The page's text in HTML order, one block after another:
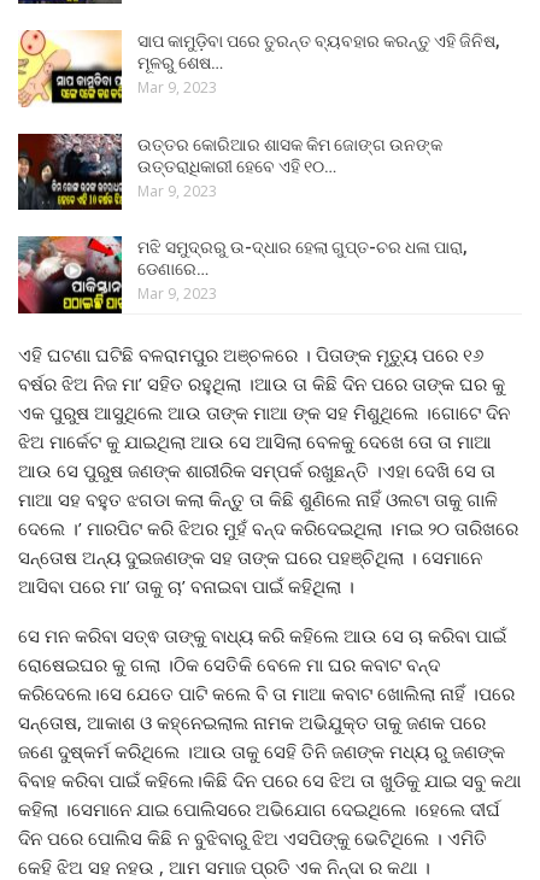
ସାପ କାମୁଡ଼ିବା ପରେ ତୁରନ୍ତ ବ୍ୟବହାର କରନ୍ତୁ ଏହି ଜିନିଷ,
ମୂଳରୁ ଶେଷ…
Mar 9, 2023
ଉତ୍ତର କୋରିଆର ଶାସକ କିମ ଜୋଙ୍ଗ ଉନଙ୍କ
ଉତ୍ତରାଧିକାରୀ ହେବେ ଏହି ୧୦…
Mar 9, 2023
ମଝି ସମୁଦ୍ରରୁ ଉ-ଦ୍ଧାର ହେଲା ଗୁପ୍ତ-ଚର ଧଳା ପାରା,
ଡେଣାରେ…
Mar 9, 2023
ଏହି ଘଟଣା ଘଟିଛି ବଳରାମପୁର ଅଞ୍ଚଳରେ । ପିତାଙ୍କ ମୃତ୍ୟୁ ପରେ ୧୬
ବର୍ଷର ଝିଅ ନିଜ ମା’ ସହିତ ରହୁଥିଲା ।ଆଉ ତା କିଛି ଦିନ ପରେ ତାଙ୍କ ଘର କୁ
ଏକ ପୁରୁଷ ଆସୁଥିଲେ ଆଉ ତାଙ୍କ ମାଆ ଙ୍କ ସହ ମିଶୁଥିଲେ ।ଗୋଟେ ଦିନ
ଝିଅ ମାର୍କେଟ କୁ ଯାଇଥିଲା ଆଉ ସେ ଆସିଲା ବେଳକୁ ଦେଖେ ତୋ ତା ମାଆ
ଆଉ ସେ ପୁରୁଷ ଜଣଙ୍କ ଶାରୀରିକ ସମ୍ପର୍କ ରଖୁଛନ୍ତି ।ଏହା ଦେଖି ସେ ତା
ମାଆ ସହ ବହୁତ ଝଗଡା କଲା କିନ୍ତୁ ତା କିଛି ଶୁଣିଲେ ନାହିଁ ଓଲଟା ତାକୁ ଗାଳି
ଦେଲେ ।’ ମାରପିଟ କରି ଝିଅର ମୁହଁ ବନ୍ଦ କରିଦେଇଥିଲା ।ମଇ ୨୦ ତାରିଖରେ
ସନ୍ତୋଷ ଅନ୍ୟ ଦୁଇଜଣଙ୍କ ସହ ତାଙ୍କ ଘରେ ପହଞ୍ଚିଥିଲା । ସେମାନେ
ଆସିବା ପରେ ମା’ ତାକୁ ଚା’ ବନାଇବା ପାଇଁ କହିଥିଲା ।
ସେ ମନ କରିବା ସତ୍ଵ ତାଙ୍କୁ ବାଧ୍ୟ କରି କହିଲେ ଆଉ ସେ ଚା କରିବା ପାଇଁ
ରୋଷେଇଘର କୁ ଗଲା ।ଠିକ ସେତିକି ବେଳେ ମା ଘର କବାଟ ବନ୍ଦ
କରିଦେଲେ।ସେ ଯେତେ ପାଟି କଲେ ବି ତା ମାଆ କବାଟ ଖୋଲିଲା ନାହିଁ ।ପରେ
ସନ୍ତୋଷ, ଆକାଶ ଓ କହ୍ନେଇଲାଲ ନାମକ ଅଭିଯୁକ୍ତ ତାକୁ ଜଣକ ପରେ
ଜଣେ ଦୁଷ୍କର୍ମ କରିଥିଲେ ।ଆଉ ତାକୁ ସେହି ତିନି ଜଣଙ୍କ ମଧ୍ୟ ରୁ ଜଣଙ୍କ
ବିବାହ କରିବା ପାଇଁ କହିଲେ।କିଛି ଦିନ ପରେ ସେ ଝିଅ ତା ଖୁଡିକୁ ଯାଇ ସବୁ କଥା
କହିଲା ।ସେମାନେ ଯାଇ ପୋଲିସରେ ଅଭିଯୋଗ ଦେଇଥିଲେ ।ହେଲେ ଦୀର୍ଘ
ଦିନ ପରେ ପୋଲିସ କିଛି ନ ବୁଝିବାରୁ ଝିଅ ଏସପିଙ୍କୁ ଭେଟିଥିଲେ । ଏମିତି
କେହି ଝିଅ ସହ ନହଉ , ଆମ ସମାଜ ପ୍ରତି ଏକ ନିନ୍ଦା ର କଥା ।